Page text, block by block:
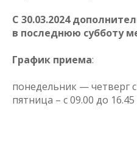
С 30.03.2024
в последнюю субботу
График приема:
понедельник — четверг с
пятница – с 09.00 до 16.45